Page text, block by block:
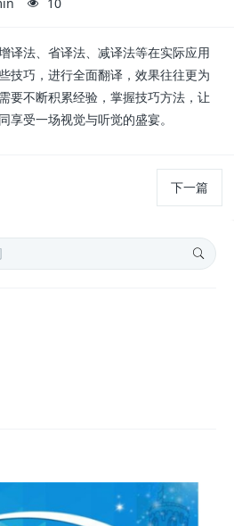
10
译法、省译法、减译法等在实际应用
技巧，进行全面翻译，效果往往更为
要不断积累经验，掌握技巧方法，让
享受一场视觉与听觉的盛宴。
下一篇